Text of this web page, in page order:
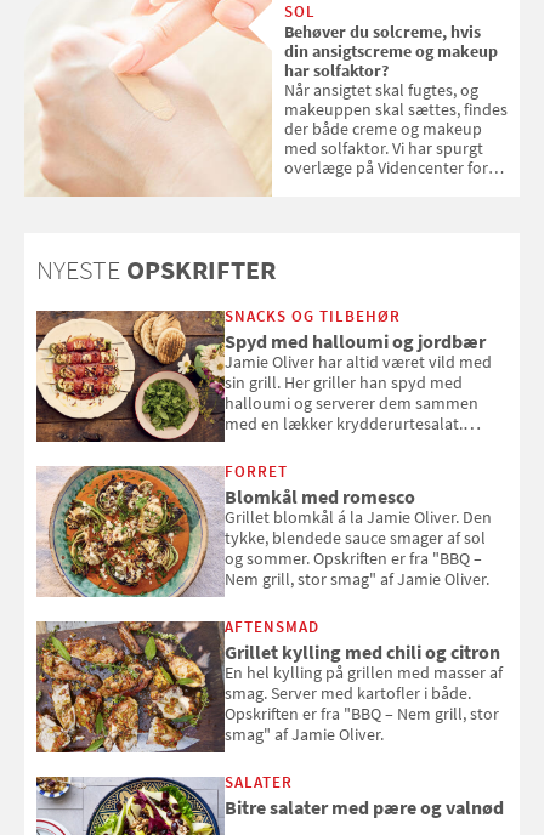
SOL
Behøver du solcreme, hvis
din ansigtscreme og makeup
har solfaktor?
Når ansigtet skal fugtes, og
makeuppen skal sættes, findes
der både creme og makeup
med solfaktor. Vi har spurgt
overlæge på Videncenter for
NYESTE OPSKRIFTER
SNACKS OG TILBEHØR
Spyd med halloumi og jordbær
Jamie Oliver har altid været vild med
sin grill. Her griller han spyd med
halloumi og serverer dem sammen
med en lækker krydderurtesalat.
smag" af Jamie Oliver.
FORRET
Blomkål med romesco
Grillet blomkål á la Jamie Oliver. Den
tykke, blendede sauce smager af sol
og sommer. Opskriften er fra "BBQ –
Nem grill, stor smag" af Jamie Oliver.
AFTENSMAD
Grillet kylling med chili og citron
En hel kylling på grillen med masser af
smag. Server med kartofler i både.
Opskriften er fra "BBQ – Nem grill, stor
smag" af Jamie Oliver.
SALATER
Bitre salater med pære og valnød